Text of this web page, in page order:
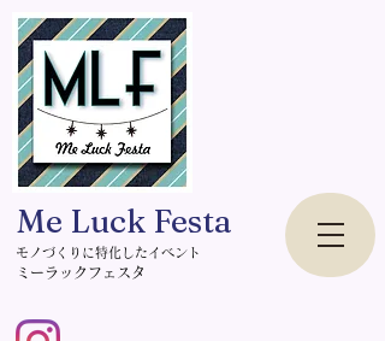
Me Luck Festa
モノづくりに特化したイベント
​ミーラックフェスタ